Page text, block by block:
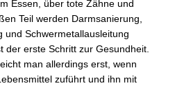
Essen, über tote Zähne und
Teil werden Darmsanierung,
und Schwermetallausleitung
der erste Schritt zur Gesundheit.
man allerdings erst, wenn
zuführt und ihn mit